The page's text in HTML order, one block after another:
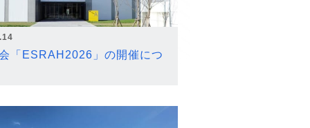
「ESRAH2026」の開催につ